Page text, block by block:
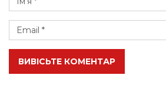
ВИВІСЬТЕ КОМЕНТАР